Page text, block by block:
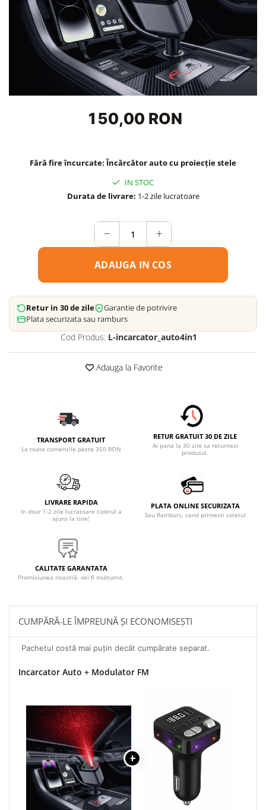
Carcasa Cheie
Accesorii Electronice Auto
Incarcatoare Auto
Accesorii pentru Roti si Anvelope
150,00 RON
Fără fire încurcate: Încărcător auto cu proiecție stele
IN STOC
Durata de livrare: 1-2 zile lucratoare
ADAUGA IN COS
Retur in 30 de zile
Garantie de potrivire
Plata securizata sau ramburs
Cod Produs: L-incarcator_auto4in1
Adauga la Favorite
TRANSPORT GRATUIT
La toate comenzile peste 350 RON
RETUR GRATUIT 30 DE ZILE
Ai pana la 30 zile sa returnezi
produsul.
LIVRARE RAPIDA
In doar 1-2 zile lucratoare coletul a
ajuns la tine!
PLATA ONLINE SECURIZATA
Sau Ramburs, cand primesti coletul
CALITATE GARANTATA
Promisiunea noastră: vei fi mulțumit.
CUMPĂRĂ-LE ÎMPREUNĂ ȘI ECONOMISEȘTI
Pachetul costă mai puțin decât cumpărate separat.
Incarcator Auto + Modulator FM